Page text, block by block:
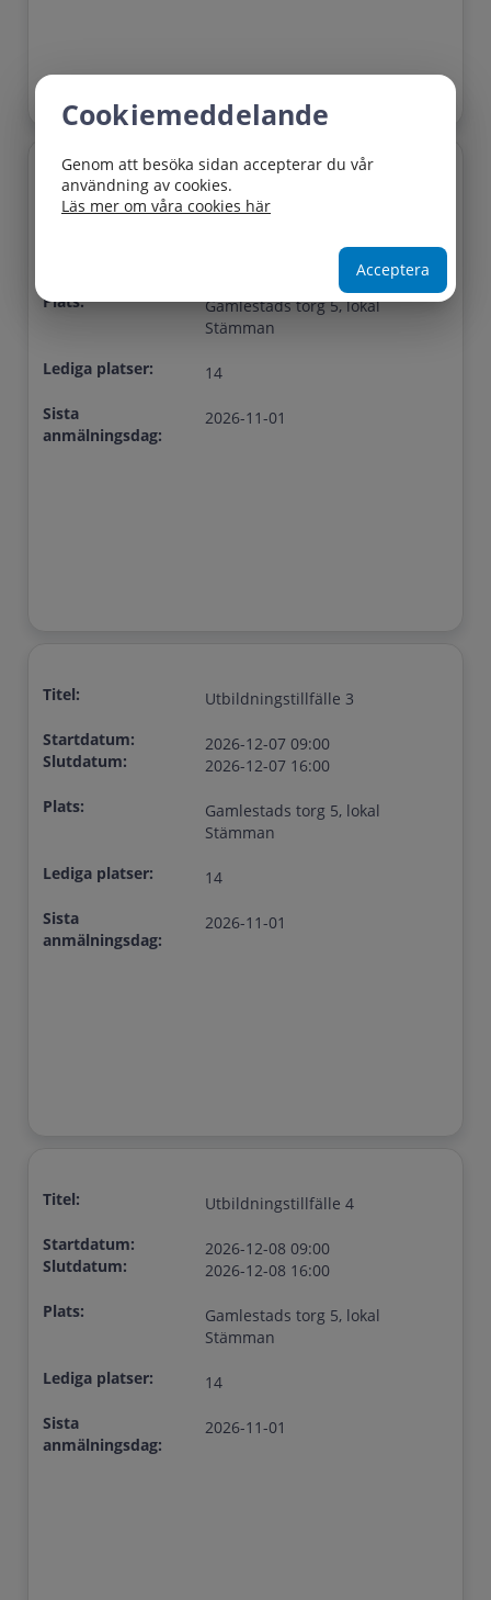
Titel:
Utbildningstillfälle 2
Plats:
Gamlestads torg 5, lokal
Stämman
Lediga platser:
14
Sista
anmälningsdag:
2026-11-01
Titel:
Utbildningstillfälle 3
Startdatum:
Slutdatum:
2026-12-07 09:00
2026-12-07 16:00
Plats:
Gamlestads torg 5, lokal
Stämman
Lediga platser:
14
Sista
anmälningsdag:
2026-11-01
Titel:
Utbildningstillfälle 4
Startdatum:
Slutdatum:
2026-12-08 09:00
2026-12-08 16:00
Plats:
Gamlestads torg 5, lokal
Stämman
Lediga platser:
14
Sista
anmälningsdag:
2026-11-01
Cookiemeddelande
Genom att besöka sidan accepterar du vår
användning av cookies.
Läs mer om våra cookies här
Acceptera